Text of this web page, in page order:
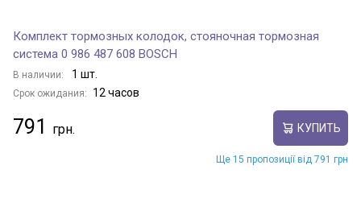
Комплект тормозных колодок, стояночная тормозная
система 0 986 487 608 BOSCH
В наличии: 1 шт.
Срок ожидания: 12 часов
791 КУПИТЬ
Ще 15 пропозиції від 791 грн